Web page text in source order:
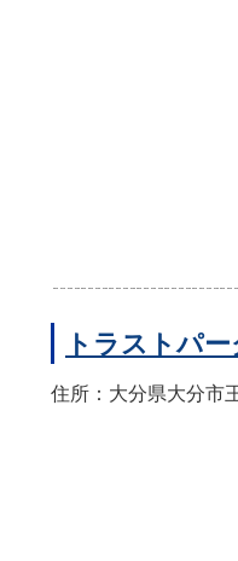
トラストパ
住所：大分県大分市